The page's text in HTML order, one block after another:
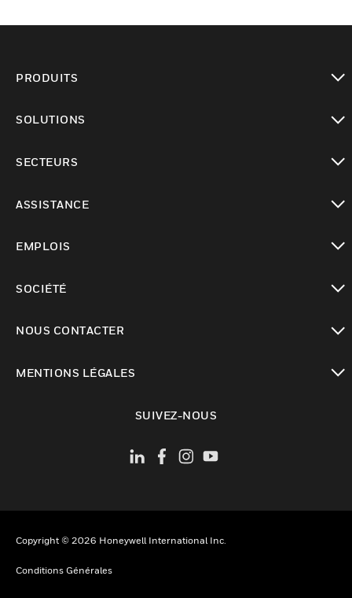
PRODUITS
SOLUTIONS
SECTEURS
ASSISTANCE
EMPLOIS
SOCIÉTÉ
NOUS CONTACTER
MENTIONS LÉGALES
SUIVEZ-NOUS
Copyright © 2026 Honeywell International Inc.
Conditions Générales